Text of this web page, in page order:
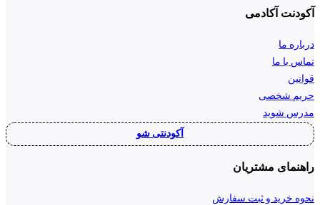
آکودنت آکادمی
درباره ما
تماس با ما
قوانین
حریم شخصی
مدرس شوید
آکودنتی شو
راهنمای مشتریان
نحوه خرید و ثبت سفارش